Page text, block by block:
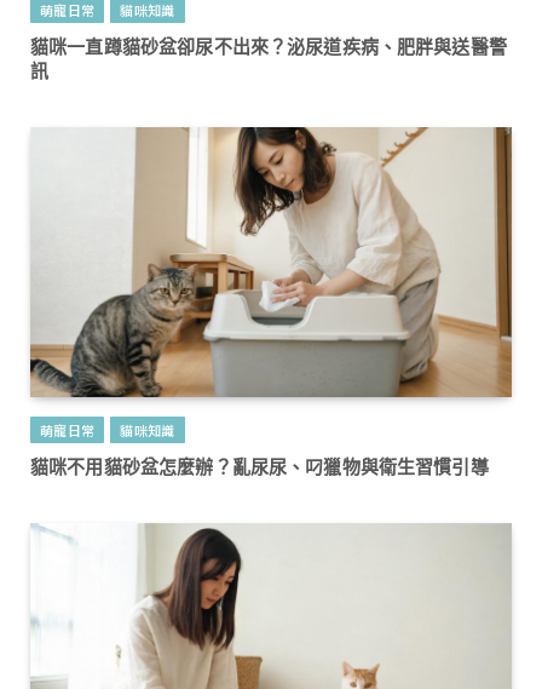
萌寵日常
貓咪知識
貓咪一直蹲貓砂盆卻尿不出來？泌尿道疾病、肥胖與送醫警
訊
萌寵日常
貓咪知識
貓咪不用貓砂盆怎麼辦？亂尿尿、叼獵物與衛生習慣引導